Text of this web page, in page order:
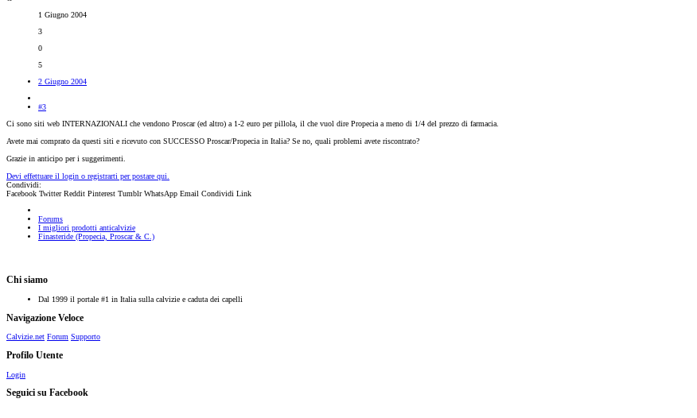
1 Giugno 2004
3
0
5
2 Giugno 2004
#3
Ci sono siti web INTERNAZIONALI che vendono Proscar (ed altro) a 1-2 euro per pillola, il che vuol dire Propecia a meno di 1/4 del prezzo di farmacia.
Avete mai comprato da questi siti e ricevuto con SUCCESSO Proscar/Propecia in Italia? Se no, quali problemi avete riscontrato?
Grazie in anticipo per i suggerimenti.
Devi effettuare il login o registrarti per postare qui.
Condividi:
Facebook Twitter Reddit Pinterest Tumblr WhatsApp Email Condividi Link
Forums
I migliori prodotti anticalvizie
Finasteride (Propecia, Proscar & C.)
Chi siamo
Dal 1999 il portale #1 in Italia sulla calvizie e caduta dei capelli
Navigazione Veloce
Calvizie.net Forum Supporto
Profilo Utente
Login
Seguici su Facebook